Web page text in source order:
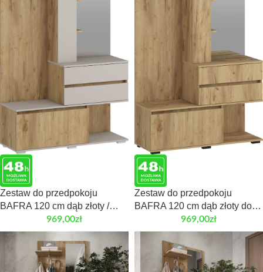
Zestaw do przedpokoju
BAFRA 120 cm dąb złoty /
kaszmir do przedpokoju
969,00zł
Zestaw do przedpokoju
BAFRA 120 cm dąb złoty do
przedpokoju969,00zł